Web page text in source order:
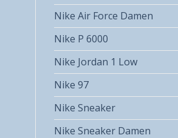
Nike Air Force Damen
Nike P 6000
Nike Jordan 1 Low
Nike 97
Nike Sneaker
Nike Sneaker Damen